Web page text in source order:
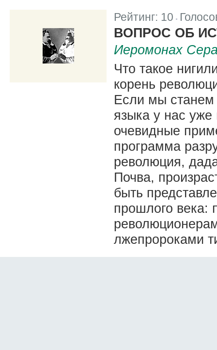
Рейтинг: 10 |
ВОПРОС ОБ
Иеромонах
Что такое
корень
Если мы станем
языка у нас уже
очевидные
программа
революция,
Почва,
быть
прошлого века:
лжепророками